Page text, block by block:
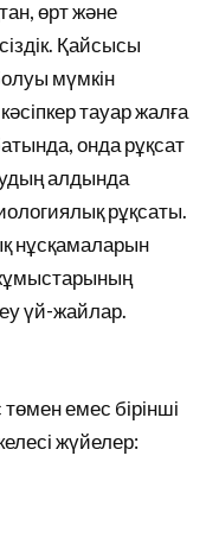
өрт және
Қайсысы
мүмкін
тауар жалға
онда рұқсат
алдында
рұқсаты.
нұсқамаларын
жұмыстарының
үй-жайлар.
емес бірінші
жүйелер: